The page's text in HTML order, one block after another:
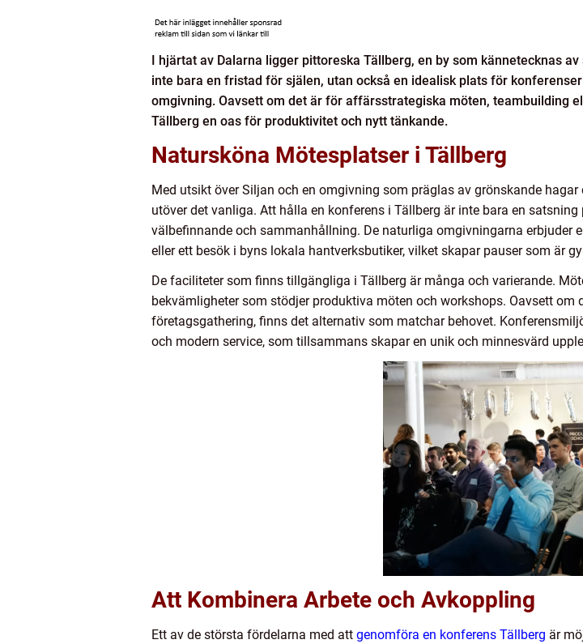
I hjärtat av Dalarna ligger pittoreska Tällberg, en by som kännetecknas
inte bara en fristad för själen, utan också en idealisk plats för
omgivning. Oavsett om det är för affärsstrategiska möten, teambuilding
Tällberg en oas för produktivitet och nytt tänkande.
Natursköna Mötesplatser i Tällberg
Med utsikt över Siljan och en omgivning som präglas av grönskande
utöver det vanliga. Att hålla en konferens i Tällberg är inte bara en
välbefinnande och sammanhållning. De naturliga omgivningarna erbjuder
eller ett besök i byns lokala hantverksbutiker, vilket skapar pauser som är
De faciliteter som finns tillgängliga i Tällberg är många och varierande.
bekvämligheter som stödjer produktiva möten och workshops. Oavsett
företagsgathering, finns det alternativ som matchar behovet.
och modern service, som tillsammans skapar en unik och minnesvärd
Att Kombinera Arbete och Avkoppling
Ett av de största fördelarna med att genomföra en konferens Tällberg är